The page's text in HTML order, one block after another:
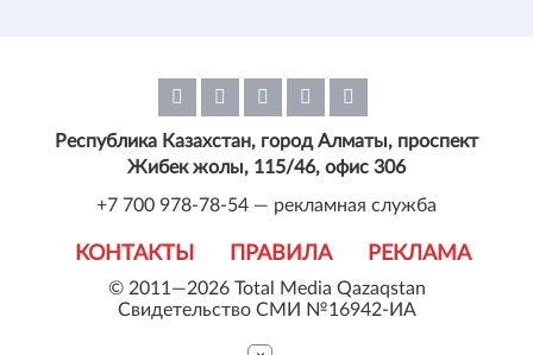
© 2011—2026 Total Media Qazaqstan
Свидетельство СМИ №16942-ИА
КОНТАКТЫ ПРАВИЛА РЕКЛАМА
Республика Казахстан, город Алматы, проспект
Жибек жолы, 115/46, офис 306
+7 700 978-78-54 — рекламная служба